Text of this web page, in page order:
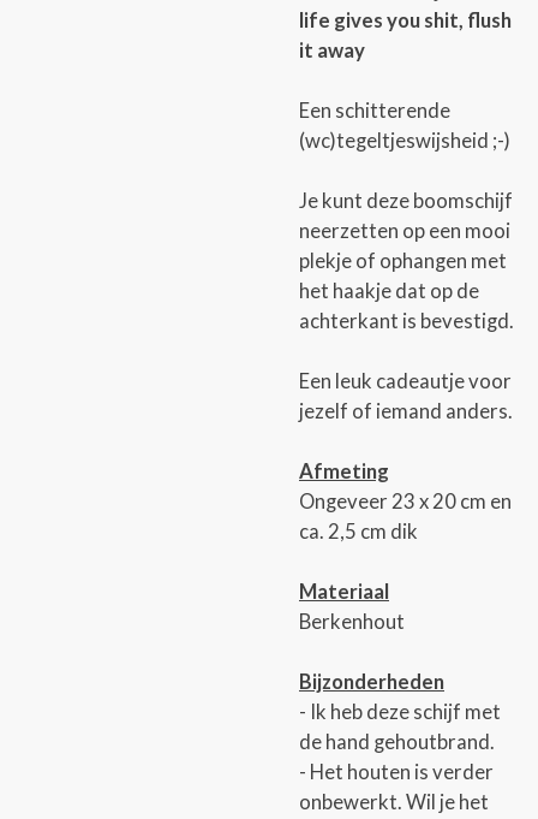
life gives you shit, flush
it away
Een schitterende
(wc)tegeltjeswijsheid ;-)
Je kunt deze boomschijf
neerzetten op een mooi
plekje of ophangen met
het haakje dat op de
achterkant is bevestigd.
Een leuk cadeautje voor
jezelf of iemand anders.
Afmeting
Ongeveer 23 x 20 cm en
ca. 2,5 cm dik
Materiaal
Berkenhout
Bijzonderheden
- Ik heb deze schijf met
de hand gehoutbrand.
- Het houten is verder
onbewerkt. Wil je het